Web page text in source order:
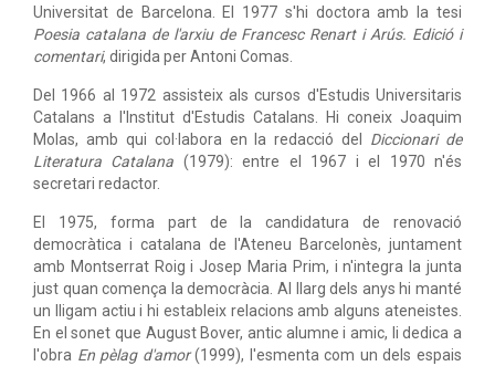
Universitat de Barcelona. El 1977 s'hi doctora amb la tesi
Poesia catalana de l'arxiu de Francesc Renart i Arús. Edició i
comentari, dirigida per Antoni Comas.
Del 1966 al 1972 assisteix als cursos d'Estudis Universitaris
Catalans a l'Institut d'Estudis Catalans. Hi coneix Joaquim
Molas, amb qui col·labora en la redacció del Diccionari de
Literatura Catalana (1979): entre el 1967 i el 1970 n'és
secretari redactor.
El 1975, forma part de la candidatura de renovació
democràtica i catalana de l'Ateneu Barcelonès, juntament
amb Montserrat Roig i Josep Maria Prim, i n'integra la junta
just quan comença la democràcia. Al llarg dels anys hi manté
un lligam actiu i hi estableix relacions amb alguns ateneistes.
En el sonet que August Bover, antic alumne i amic, li dedica a
l'obra En pèlag d'amor(1999), l'esmenta com un dels espais